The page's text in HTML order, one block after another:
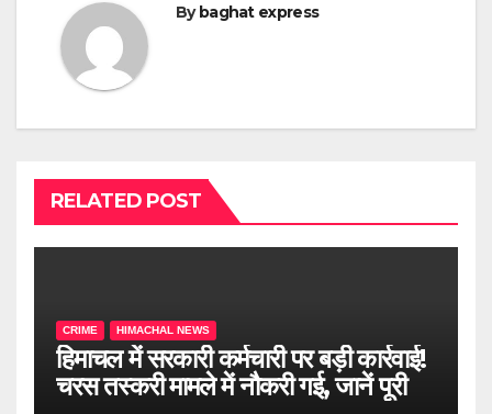
Bybaghat express
RELATED POST
CRIME HIMACHAL NEWS
हिमाचल में सरकारी कर्मचारी पर बड़ी कार्रवाई!
चरस तस्करी मामले में नौकरी गई, जानें पूरी